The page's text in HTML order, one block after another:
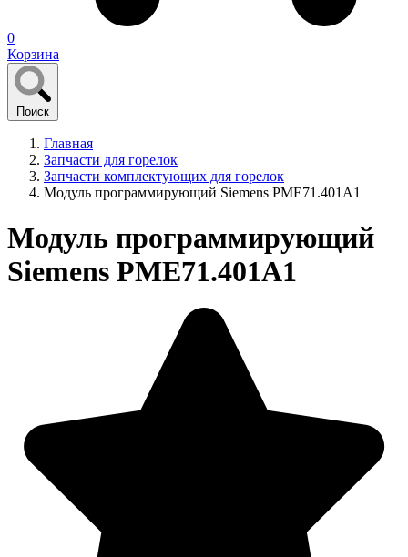
0
Корзина
Поиск
Главная
Запчасти для горелок
Запчасти комплектующих для горелок
Модуль программирующий Siemens PME71.401A1
Модуль программирующий
Siemens PME71.401A1